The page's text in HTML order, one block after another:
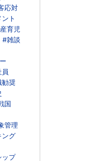
応対
ト
育児
#雑談
勧奨
国
管理
ング
ップ